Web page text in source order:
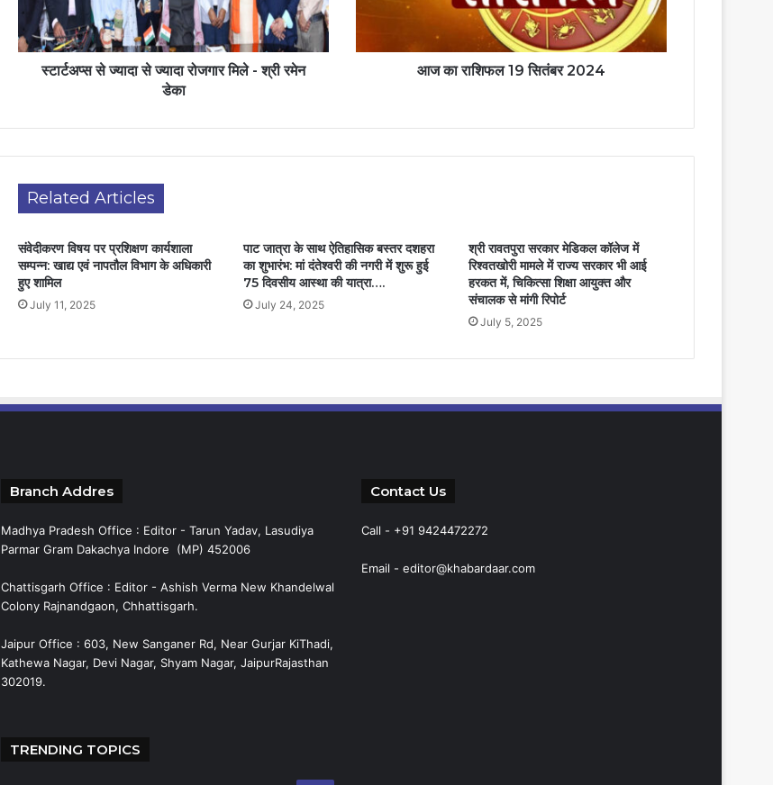
स्टार्टअप्स से ज्यादा से ज्यादा रोजगार मिले - श्री रमेन
डेका
आज का राशिफल 19 सितंबर 2024
Related Articles
संवेदीकरण विषय पर प्रशिक्षण कार्यशाला
सम्पन्न: खाद्य एवं नापतौल विभाग के अधिकारी
हुए शामिल
July 11, 2025
पाट जात्रा के साथ ऐतिहासिक बस्तर दशहरा
का शुभारंभ: मां दंतेश्वरी की नगरी में शुरू हुई
75 दिवसीय आस्था की यात्रा….
July 24, 2025
श्री रावतपुरा सरकार मेडिकल कॉलेज में
रिश्वतखोरी मामले में राज्य सरकार भी आई
हरकत में, चिकित्सा शिक्षा आयुक्त और
संचालक से मांगी रिपोर्ट
July 5, 2025
Branch Addres
Madhya Pradesh Office : Editor - Tarun Yadav, Lasudiya
Parmar Gram Dakachya Indore (MP) 452006
Chattisgarh Office : Editor - Ashish Verma New Khandelwal
Colony Rajnandgaon, Chhattisgarh.
Jaipur Office : 603, New Sanganer Rd, Near Gurjar KiThadi,
Kathewa Nagar, Devi Nagar, Shyam Nagar, JaipurRajasthan
302019.
TRENDING TOPICS
Contact Us
Call - +91 9424472272
Email - editor@khabardaar.com